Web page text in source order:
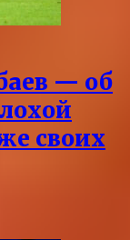
— об
своих